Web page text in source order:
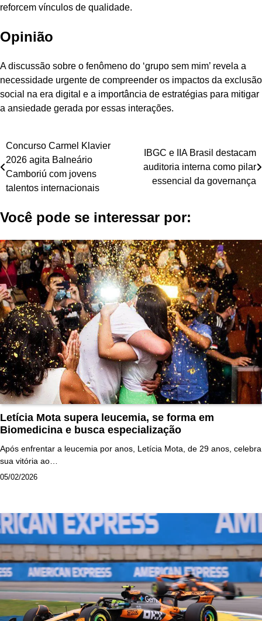
reforcem vínculos de qualidade.
Opinião
A discussão sobre o fenômeno do ‘grupo sem mim’ revela a
necessidade urgente de compreender os impactos da exclusão
social na era digital e a importância de estratégias para mitigar
a ansiedade gerada por essas interações.
Navegação
de
Post
Concurso Carmel Klavier
2026 agita Balneário
Camboriú com jovens
talentos internacionais
IBGC e IIA Brasil destacam
auditoria interna como pilar
essencial da governança
Você pode se interessar por:
Letícia Mota supera leucemia, se forma em
Biomedicina e busca especialização
Após enfrentar a leucemia por anos, Letícia Mota, de 29 anos, celebra
sua vitória ao…
05/02/2026